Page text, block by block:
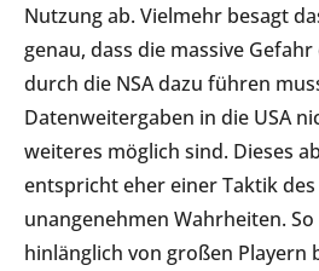
Nutzung ab. Vielmehr besagt
genau, dass die massive
durch die NSA dazu führen
Datenweitergaben in die USA
weiteres möglich sind. Dieses
entspricht eher einer Taktik
unangenehmen Wahrheiten.
hinlänglich von großen Playern